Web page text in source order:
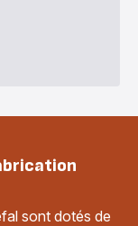
sont dotés de